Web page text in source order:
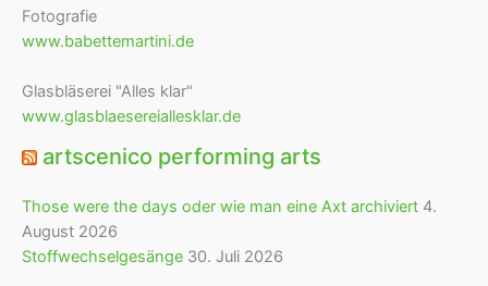
Fotografie
www.babettemartini.de
Glasbläserei "Alles klar"
www.glasblaesereiallesklar.de
artscenico performing arts
Those were the days oder wie man eine Axt archiviert 4.
August 2026
Stoffwechselgesänge 30. Juli 2026